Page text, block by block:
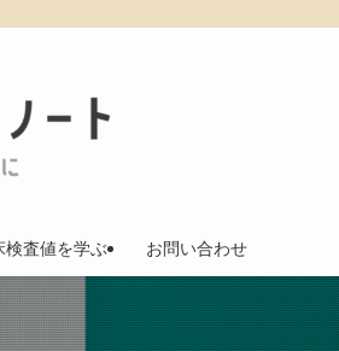
検査値を学ぶ お問い合わせ